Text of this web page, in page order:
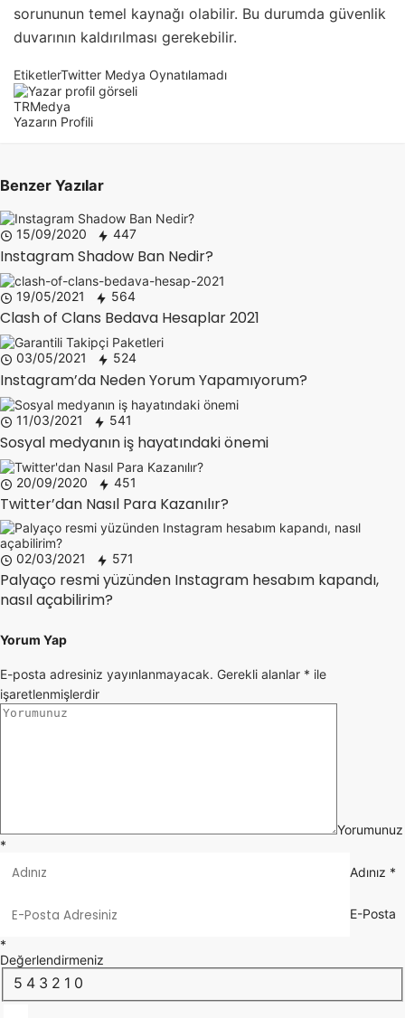
sorununun temel kaynağı olabilir. Bu durumda güvenlik
duvarının kaldırılması gerekebilir.
EtiketlerTwitter Medya Oynatılamadı
TRMedya
Yazarın Profili
Benzer Yazılar
15/09/2020 447
Instagram Shadow Ban Nedir?
19/05/2021 564
Clash of Clans Bedava Hesaplar 2021
03/05/2021 524
Instagram’da Neden Yorum Yapamıyorum?
11/03/2021 541
Sosyal medyanın iş hayatındaki önemi
20/09/2020 451
Twitter’dan Nasıl Para Kazanılır?
02/03/2021 571
Palyaço resmi yüzünden Instagram hesabım kapandı,
nasıl açabilirim?
Yorum Yap
E-posta adresiniz yayınlanmayacak. Gerekli alanlar * ile
işaretlenmişlerdir
Yorumunuz
*
Adınız *
E-Posta
*
Değerlendirmeniz
5 4 3 2 1 0